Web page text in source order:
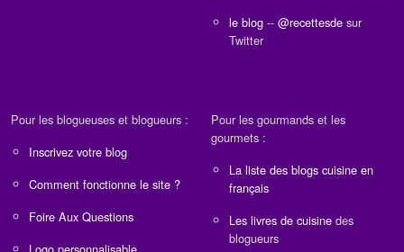
le blog -- @recettesde sur
Twitter
Pour les blogueuses et blogueurs :
Inscrivez votre blog
Comment fonctionne le site ?
Foire Aux Questions
Pour les gourmands et les
gourmets :
La liste des blogs cuisine en
français
Les livres de cuisine des
blogueurs